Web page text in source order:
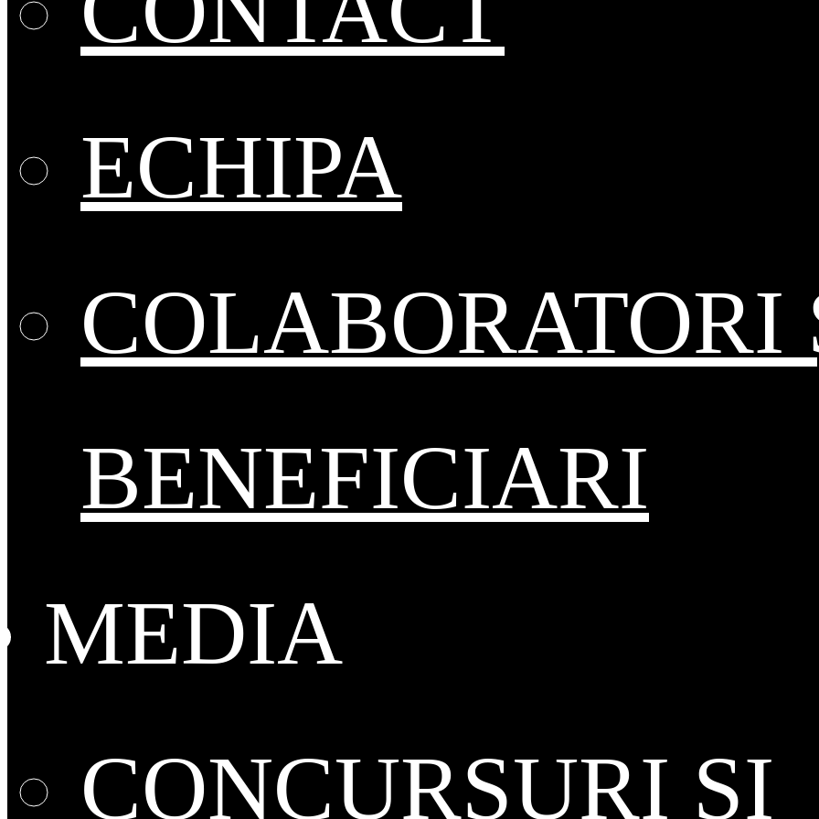
ECHIPA
COLABORATORI
BENEFICIARI
MEDIA
CONCURSURI ȘI